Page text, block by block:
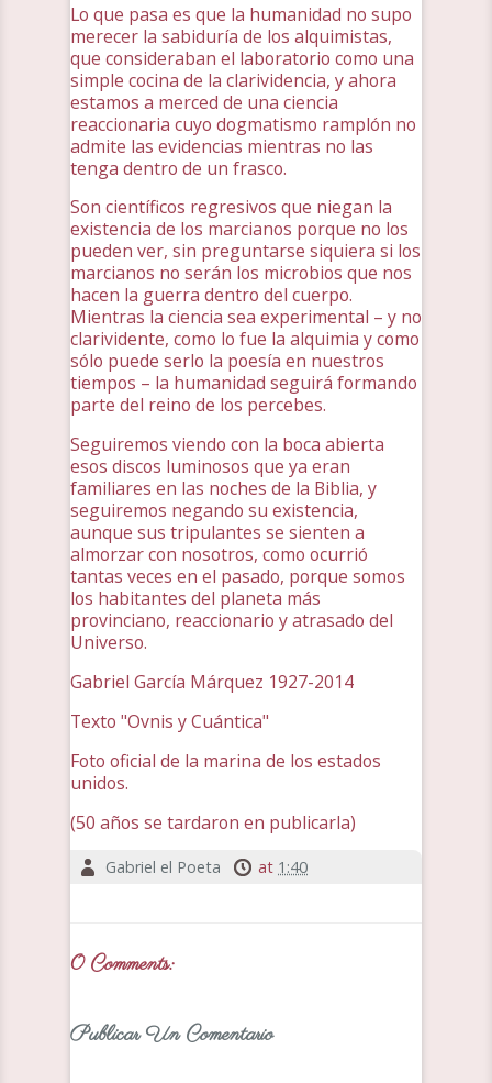
Lo que pasa es que la humanidad no supo
merecer la sabiduría de los alquimistas,
que consideraban el laboratorio como una
simple cocina de la clarividencia, y ahora
estamos a merced de una ciencia
reaccionaria cuyo dogmatismo ramplón no
admite las evidencias mientras no las
tenga dentro de un frasco.
Son científicos regresivos que niegan la
existencia de los marcianos porque no los
pueden ver, sin preguntarse siquiera si los
marcianos no serán los microbios que nos
hacen la guerra dentro del cuerpo.
Mientras la ciencia sea experimental – y no
clarividente, como lo fue la alquimia y como
sólo puede serlo la poesía en nuestros
tiempos – la humanidad seguirá formando
parte del reino de los percebes.
Seguiremos viendo con la boca abierta
esos discos luminosos que ya eran
familiares en las noches de la Biblia, y
seguiremos negando su existencia,
aunque sus tripulantes se sienten a
almorzar con nosotros, como ocurrió
tantas veces en el pasado, porque somos
los habitantes del planeta más
provinciano, reaccionario y atrasado del
Universo.
Gabriel García Márquez 1927-2014
Texto "Ovnis y Cuántica"
Foto oficial de la marina de los estados
unidos.
(50 años se tardaron en publicarla)
Gabriel el Poeta at 1:40
0 Comments:
Publicar Un Comentario